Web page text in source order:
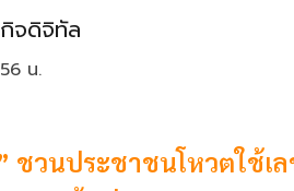
จดิจิทัล
น.
ชวนประชาชนโหวตใช้เ